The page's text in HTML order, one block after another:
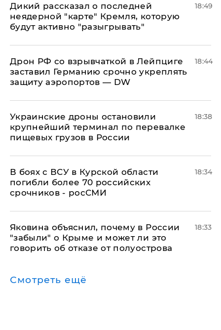
Дикий рассказал о последней
неядерной "карте" Кремля, которую
будут активно "разыгрывать"
18:49
​Дрон РФ со взрывчаткой в Лейпциге
заставил Германию срочно укреплять
защиту аэропортов — DW
18:44
Украинские дроны остановили
крупнейший терминал по перевалке
пищевых грузов в России
18:38
В боях с ВСУ в Курской области
погибли более 70 российских
срочников - росСМИ
18:34
Яковина объяснил, почему в России
"забыли" о Крыме и может ли это
говорить об отказе от полуострова
18:33
Смотреть ещё